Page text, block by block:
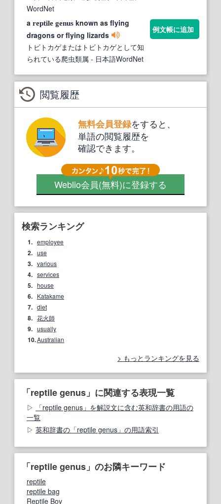
WordNet
a reptile genus known as flying
dragons or flying lizards
トビトカゲまたはトビトカゲとして知
られている爬虫類属 - 日本語WordNet
例文帳に追加
閲覧履歴
無料会員登録をすると、
単語の閲覧履歴を
確認できます。
Weblio会員(無料)に登録する
検索ランキング
1. employee
2. use
3. various
4. services
5. house
6. Katakame
7. diet
8. 花火師
9. usually
10.Australian
もっとランキングを見る
「reptile genus」に関連する表現一覧
「reptile genus」を解説文に含む英和辞書の用語の
一覧
英和辞書の「reptile genus」の用語索引
「reptile genus」のお隣キーワード
reptile
reptile bag
Reptile Boy